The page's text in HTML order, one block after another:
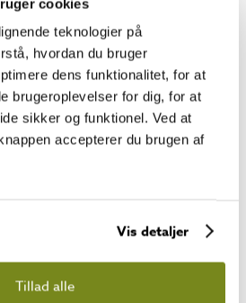
cookies
teknologier på
hvordan du bruger
dens funktionalitet, for at
brugeroplevelser for dig, for at
sikker og funktionel. Ved at
accepterer du brugen af
Vis detaljer
Tillad alle
OG
havehytter
er de også lette
selv efter